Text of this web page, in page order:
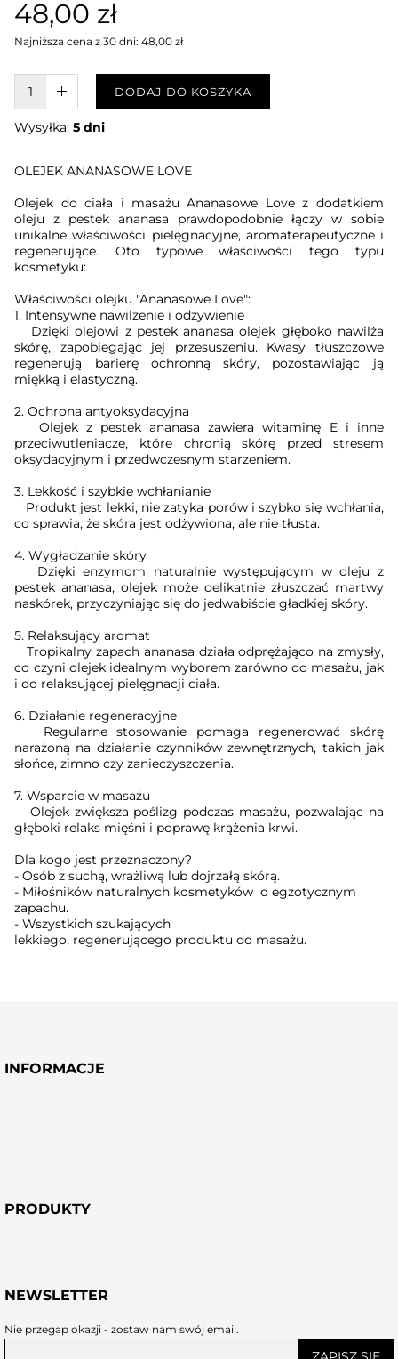
48,00 zł
Najniższa cena z 30 dni: 48,00 zł
W KOSZYKU :)DODAJ DO KOSZYKA
Wysyłka:5 dni
OLEJEK ANANASOWE LOVE
Olejek do ciała i masażu Ananasowe Love z dodatkiem
oleju z pestek ananasa prawdopodobnie łączy w sobie
unikalne właściwości pielęgnacyjne, aromaterapeutyczne i
regenerujące. Oto typowe właściwości tego typu
kosmetyku:
Właściwości olejku "Ananasowe Love":
1. Intensywne nawilżenie i odżywienie
Dzięki olejowi z pestek ananasa olejek głęboko nawilża
skórę, zapobiegając jej przesuszeniu. Kwasy tłuszczowe
regenerują barierę ochronną skóry, pozostawiając ją
miękką i elastyczną.
2. Ochrona antyoksydacyjna
Olejek z pestek ananasa zawiera witaminę E i inne
przeciwutleniacze, które chronią skórę przed stresem
oksydacyjnym i przedwczesnym starzeniem.
3. Lekkość i szybkie wchłanianie
Produkt jest lekki, nie zatyka porów i szybko się wchłania,
co sprawia, że skóra jest odżywiona, ale nie tłusta.
4. Wygładzanie skóry
Dzięki enzymom naturalnie występującym w oleju z
pestek ananasa, olejek może delikatnie złuszczać martwy
naskórek, przyczyniając się do jedwabiście gładkiej skóry.
5. Relaksujący aromat
Tropikalny zapach ananasa działa odprężająco na zmysły,
co czyni olejek idealnym wyborem zarówno do masażu, jak
i do relaksującej pielęgnacji ciała.
6. Działanie regeneracyjne
Regularne stosowanie pomaga regenerować skórę
narażoną na działanie czynników zewnętrznych, takich jak
słońce, zimno czy zanieczyszczenia.
7. Wsparcie w masażu
Olejek zwiększa poślizg podczas masażu, pozwalając na
głęboki relaks mięśni i poprawę krążenia krwi.
Dla kogo jest przeznaczony?
- Osób z suchą, wrażliwą lub dojrzałą skórą.
- Miłośników naturalnych kosmetyków o egzotycznym
zapachu.
- Wszystkich szukających
lekkiego, regenerującego produktu do masażu.
INFORMACJE
PRODUKTY
NEWSLETTER
Nie przegap okazji - zostaw nam swój email.